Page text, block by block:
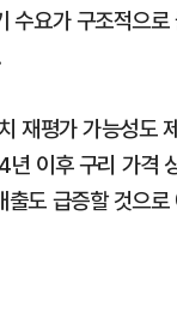
수요가 구조적으
재평가 가능성도
이후 구리 가격
도 급증할 것으로